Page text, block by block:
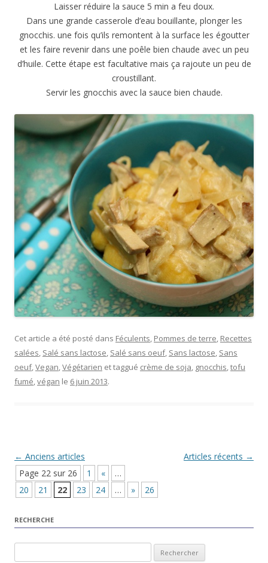
Laisser réduire la sauce 5 min a feu doux.
Dans une grande casserole d’eau bouillante, plonger les
gnocchis. une fois qu’ils remontent à la surface les égoutter
et les faire revenir dans une poêle bien chaude avec un peu
d’huile. Cette étape est facultative mais ça rajoute un peu de
croustillant.
Servir les gnocchis avec la sauce bien chaude.
Cet article a été posté dans Féculents, Pommes de terre, Recettes
salées, Salé sans lactose, Salé sans oeuf, Sans lactose, Sans
oeuf,Vegan,Végétarien et taggué crème de soja, gnocchis,tofu
fumé,végan le 6 juin 2013.
Navigation Article
← Anciens articles Articles récents →
Page 22 sur 26
1 «
…
20
21 22 23 24 … » 26
RECHERCHE